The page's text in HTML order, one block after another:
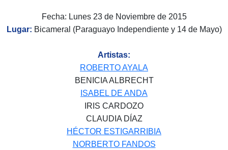
Fecha: Lunes 23 de Noviembre de 2015
Lugar: Bicameral (Paraguayo Independiente y 14 de Mayo)
Artistas:
ROBERTO AYALA
BENICIA ALBRECHT
ISABEL DE ANDA
IRIS CARDOZO
CLAUDIA DÍAZ
HÉCTOR ESTIGARRIBIA
NORBERTO FANDOS